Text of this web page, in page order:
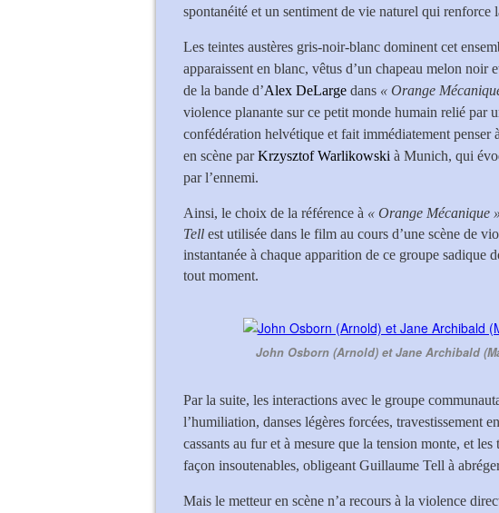
spontanéité et un sentiment de vie naturel qui renforce
Les teintes austères gris-noir-blanc dominent cet
apparaissent en blanc, vêtus d’un chapeau melon noir
de la bande d’Alex DeLarge dans « Orange
violence planante sur ce petit monde humain relié par
confédération helvétique et fait immédiatement penser
en scène parKrzysztof Warlikowski à Munich, qui
par l’ennemi.
Ainsi, le choix de la référence à « Orange Mécanique »
Tell est utilisée dans le film au cours d’une scène de
instantanée à chaque apparition de ce groupe sadique
tout moment.
John Osborn (Arnold) et Jane Archibald
Par la suite, les interactions avec le groupe
l’humiliation, danses légères forcées, travestissement
cassants au fur et à mesure que la tension monte, et
façon insoutenables, obligeant Guillaume Tell à
Mais le metteur en scène n’a recours à la violence